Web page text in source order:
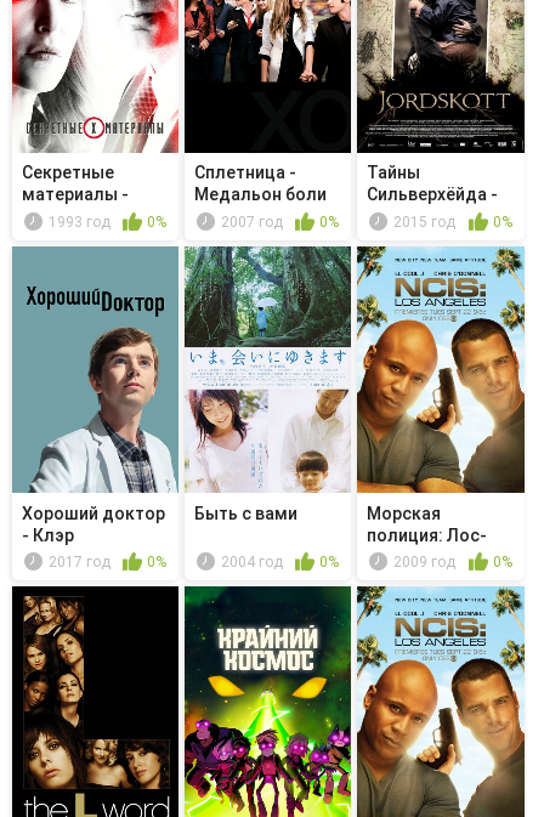
Секретные
материалы -
Обитель духов
1993 год 0%
Сплетница -
Медальон боли
2007 год 0%
Тайны
Сильверхёйда -
Jordskott II: De...
2015 год 0%
Хороший доктор
- Клэр
2017 год 0%
Быть с вами
2004 год 0%
Морская
полиция: Лос-
Анджелес -
2009 год 0%